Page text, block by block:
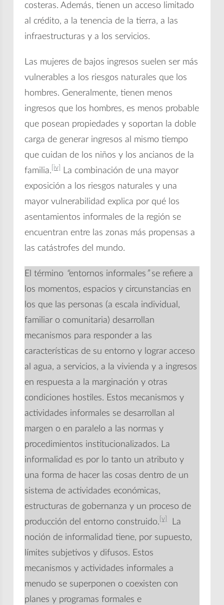
costeras. Además, tienen un acceso limitado
al crédito, a la tenencia de la tierra, a las
infraestructuras y a los servicios.
Las mujeres de bajos ingresos suelen ser más
vulnerables a los riesgos naturales que los
hombres. Generalmente, tienen menos
ingresos que los hombres, es menos probable
que posean propiedades y soportan la doble
carga de generar ingresos al mismo tiempo
que cuidan de los niños y los ancianos de la
familia. [iv] La combinación de una mayor
exposición a los riesgos naturales y una
mayor vulnerabilidad explica por qué los
asentamientos informales de la región se
encuentran entre las zonas más propensas a
las catástrofes del mundo.
El término “entornos informales ” se refiere a
los momentos, espacios y circunstancias en
los que las personas (a escala individual,
familiar o comunitaria) desarrollan
mecanismos para responder a las
características de su entorno y lograr acceso
al agua, a servicios, a la vivienda y a ingresos
en respuesta a la marginación y otras
condiciones hostiles. Estos mecanismos y
actividades informales se desarrollan al
margen o en paralelo a las normas y
procedimientos institucionalizados. La
informalidad es por lo tanto un atributo y
una forma de hacer las cosas dentro de un
sistema de actividades económicas,
estructuras de gobernanza y un proceso de
producción del entorno construido. [v] La
noción de informalidad tiene, por supuesto,
límites subjetivos y difusos. Estos
mecanismos y actividades informales a
menudo se superponen o coexisten con
planes y programas formales e